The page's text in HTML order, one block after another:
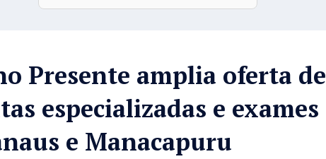
Presente amplia oferta de
especializadas e exames
e Manacapuru